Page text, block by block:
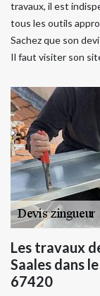
travaux, il est
tous les outils
Sachez que son
Il faut visiter son
Les travaux
Saales dans
67420